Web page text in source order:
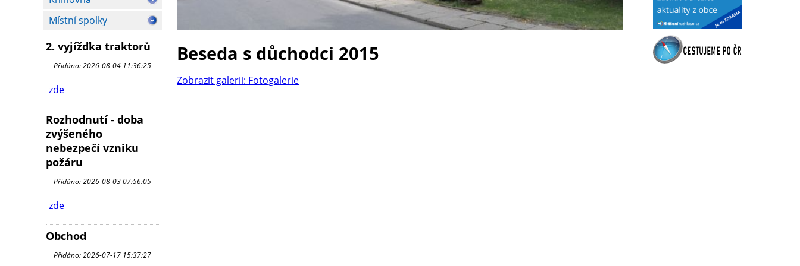
Místní spolky
2. vyjížďka traktorů
Přidáno: 2026-08-04 11:36:25
zde
Rozhodnutí - doba
zvýšeného
nebezpečí vzniku
požáru
Přidáno: 2026-08-03 07:56:05
zde
Obchod
Přidáno: 2026-07-17 15:37:27
Beseda s důchodci 2015
Zobrazit galerii: Fotogalerie